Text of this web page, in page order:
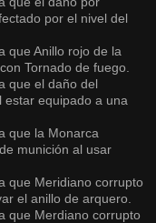
por el nivel del
que Anillo rojo de la
Tornado de fuego.
que el daño del
equipado a una
que la Monarca
munición al usar
que Meridiano corrupto
el anillo de arquero.
que Merdiano corrupto